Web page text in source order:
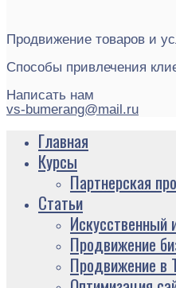
Продвижение товаров и
Способы привлечения
Написать нам
vs-bumerang@mail.ru
Главная
Курсы
Партнерская
Статьи
Искусственный
Продвижение
Продвижение в